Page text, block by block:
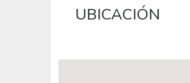
UBICACIÓN